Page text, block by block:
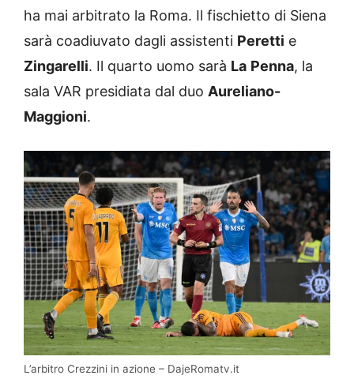
ha mai arbitrato la Roma. Il fischietto di Siena
sarà coadiuvato dagli assistenti Peretti e
Zingarelli. Il quarto uomo sarà La Penna, la
sala VAR presidiata dal duo Aureliano-
Maggioni.
L’arbitro Crezzini in azione – DajeRomatv.it